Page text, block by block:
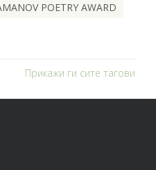
POETRY AWARD
Прикажи ги сите тагови